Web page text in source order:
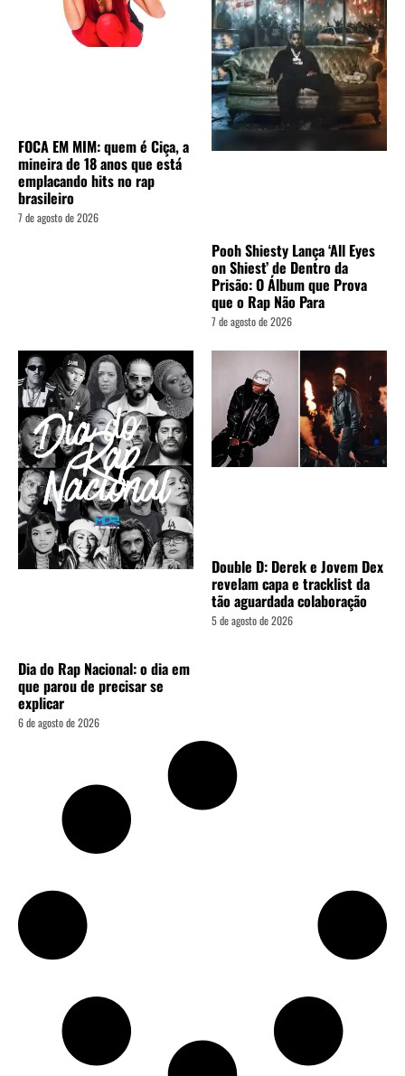
FOCA EM MIM: quem é Ciça, a
mineira de 18 anos que está
emplacando hits no rap
brasileiro
7 de agosto de 2026
Pooh Shiesty Lança ‘All Eyes
on Shiest’ de Dentro da
Prisão: O Álbum que Prova
que o Rap Não Para
7 de agosto de 2026
Dia do Rap Nacional: o dia em
que parou de precisar se
explicar
6 de agosto de 2026
Double D: Derek e Jovem Dex
revelam capa e tracklist da
tão aguardada colaboração
5 de agosto de 2026